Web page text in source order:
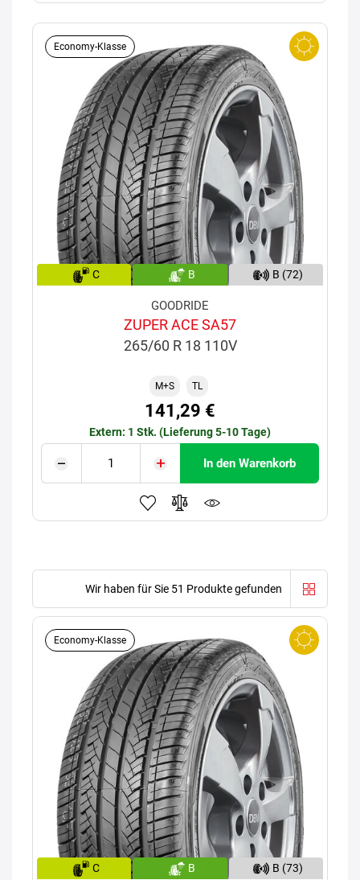
Economy-Klasse
C B B (72)
GOODRIDE
ZUPER ACE SA57
265/60 R 18 110V
M+S TL
141,29 €
Extern: 1 Stk. (Lieferung 5-10 Tage)
In den Warenkorb
Wir haben für Sie 51 Produkte gefunden
Economy-Klasse
C B B (73)